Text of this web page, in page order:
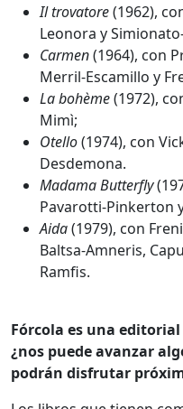
Il trovatore(1962),
Leonora y
Carmen(1964), con
Merril-Escamillo y
La bohème(1972),
Mimì;
Otello(1974), con
Desdemona.
Madama Butterfly
Pavarotti-Pinkerton
Aida(1979), con
Baltsa-Amneris,
Ramfis.
Fórcola es una
¿nos puede avanzar
podrán disfrutar